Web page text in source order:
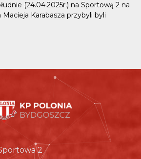
(24.04.2025r.) na Sportową 2 na
Karabasza przybyli byli
2